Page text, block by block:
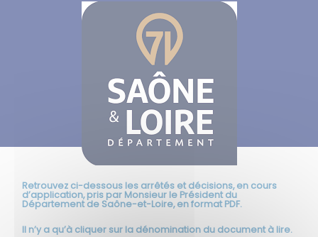
Retrouvez ci-dessous les arrêtés et décisions, en cours
d’application, pris par Monsieur le Président du
Département de Saône-et-Loire, en format PDF.
Il n’y a qu’à cliquer sur la dénomination du document à lire.